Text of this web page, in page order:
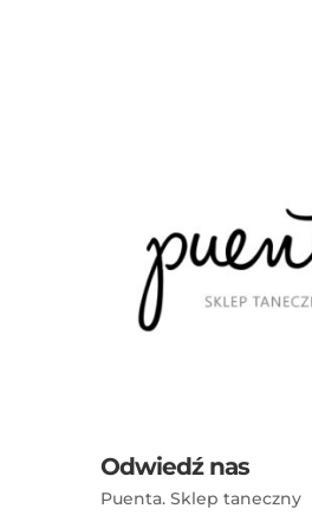
Odwiedź nas
Puenta. Sklep taneczny